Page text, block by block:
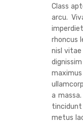
Class
arcu.
rhoncus
nisl vitae
a
tincidunt
metus